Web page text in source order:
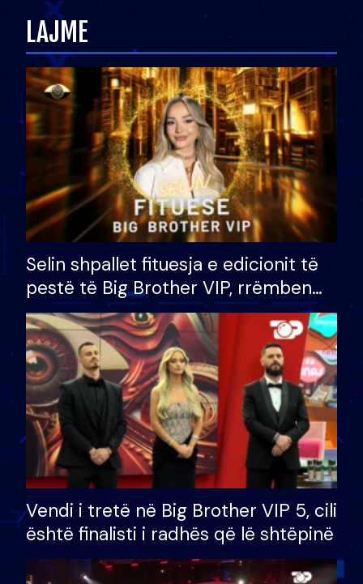
LAJME
Selin shpallet fituesja e edicionit të
pestë të Big Brother VIP, rrëmben
çmimin e madh prej 100 mijë eurosh
Vendi i tretë në Big Brother VIP 5, cili
është finalisti i radhës që lë shtëpinë